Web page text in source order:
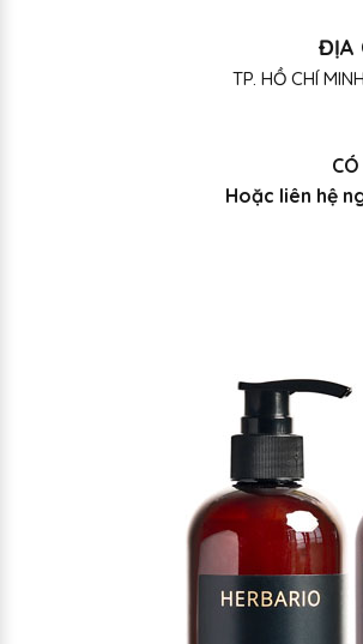
ĐỊA
TP. HỒ CHÍ
Hoặc liên hệ